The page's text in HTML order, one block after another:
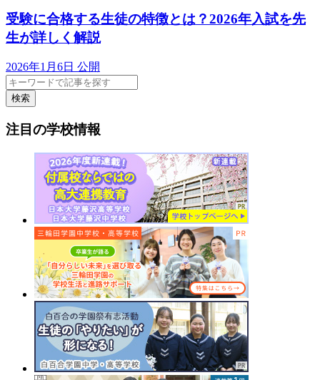
受験に合格する生徒の特徴とは？2026年入試を先
生が詳しく解説
2026年1月6日 公開
検索
注目の学校情報